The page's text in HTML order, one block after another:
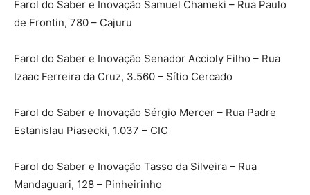
Farol do Saber e Inovação Samuel Chameki – Rua Paulo
de Frontin, 780 – Cajuru
Farol do Saber e Inovação Senador Accioly Filho – Rua
Izaac Ferreira da Cruz, 3.560 – Sítio Cercado
Farol do Saber e Inovação Sérgio Mercer – Rua Padre
Estanislau Piasecki, 1.037 – CIC
Farol do Saber e Inovação Tasso da Silveira – Rua
Mandaguari, 128 – Pinheirinho